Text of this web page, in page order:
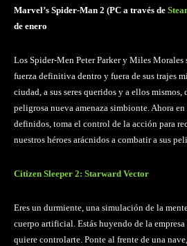
Marvel’s Spider-Man 2 (PC a través de
de enero
Los Spider-Men Peter Parker y Miles Morales
fuerza definitiva dentro y fuera de sus trajes
ciudad, a sus seres queridos y a ellos
peligrosa nueva amenaza simbionte. Ahora
definidos, toma el control de la acción para
nuestros héroes arácnidos a combatir a sus
Citizen Sleeper 2: Starward Vector
Eres un durmiente, una simulación de la
cuerpo artificial. Estás huyendo de la
quiere controlarte. Ponte al frente de una